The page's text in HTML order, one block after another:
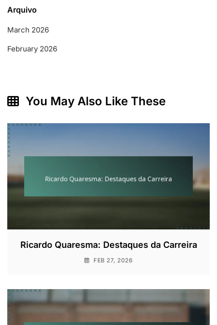
Arquivo
March 2026
February 2026
You May Also Like These
Ricardo Quaresma: Destaques da Carreira
FEB 27, 2026